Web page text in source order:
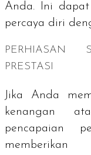
Anda. Ini
percaya diri
PERHIASAN
PRESTASI
Jika Anda
kenangan
pencapaian